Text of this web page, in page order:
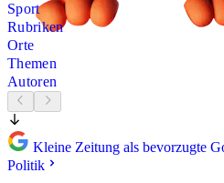
Sport
Rubriken
Orte
Themen
Autoren
Kleine Zeitung als bevorzugte
Politik